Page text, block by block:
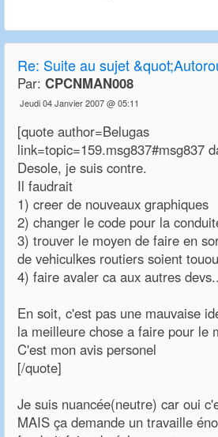
Re: Suite au sujet
Par: CPCNMAN008
Jeudi 04 Janvier 2007 @ 05:11
[quote author=Belugas
link=topic=159.msg837#msg837
Desole, je suis contre.
Il faudrait
1) creer de nouveaux graphiques
2) changer le code pour la
3) trouver le moyen de faire en
de vehiculkes routiers soient
4) faire avaler ca aux autres
En soit, c'est pas une mauvaise
la meilleure chose a faire pour le
C'est mon avis personel
[/quote]
Je suis nuancée(neutre) car oui
MAIS ça demande un travaille